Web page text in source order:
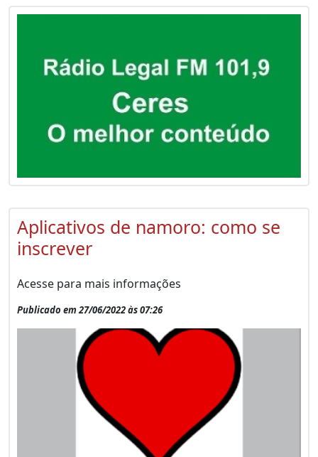
Aplicativos de namoro: como se
inscrever
Acesse para mais informações
Publicado em 27/06/2022 às 07:26